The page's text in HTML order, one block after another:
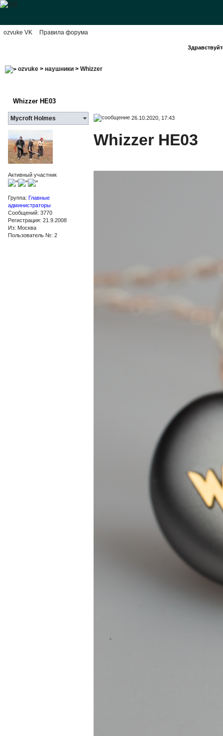
ozvuke VK Правила форума
ozvuke> наушники> Whizzer
Whizzer HE03
Mycroft Holmes 26.10.2020, 17:43
Активный участник
Группа: Главные
администраторы
Сообщений: 3770
Регистрация: 21.9.2008
Из: Москва
Пользователь №: 2
Whizzer HE03